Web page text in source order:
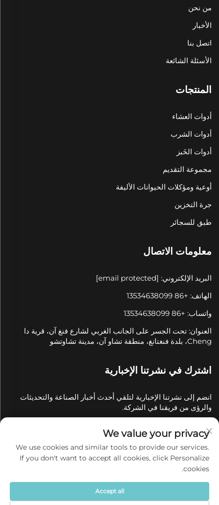
من نحن
الأخبار
اتصل بنا
الأسئلة الشائعة
المنتجات
أدوات العشاء
أدوات الشرب
أدوات الخَبز
مجموعة التقديم
أوعية ومؤكلات الحيوانات الأليفة
جرة التخزين
طبق للسجائر
معلومات الاتصال
البريد الإلكتروني: [email protected]
الهاتف: +86 13534638099
واتساب: +86 13534638099
العنوان: تحت الجسر على الجانب الغربي لشارع فنغ آن، قرية دا
Cheng، بلدة فنغتانغ، منطقة تشاو آن، مدينة تشاوتشو
اشترك في نشرتنا الإخبارية
انضم إلى نشرتنا الإخبارية لتلقي أحدث أخبار الصناعة والتحديثات
والرؤى من فريقنا في الشركة.
جميع الحقوق محفوظة © 2025 من قبل شركة تشاوتشو تشيان يوي
للخزف المحدودة
سياسة الخصوصية
We value your privacy
We use cookies and similar tools to provide our services.
If you don't want to accept all cookies, click Personalize
cookies.
Accept all